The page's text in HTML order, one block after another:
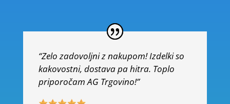
“Zelo zadovoljni z nakupom! Izdelki so
kakovostni, dostava pa hitra. Toplo
priporočam AG Trgovino!”